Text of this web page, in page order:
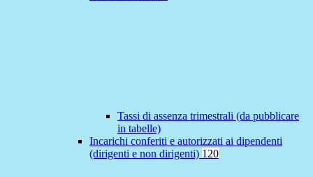
Tassi di assenza trimestrali (da pubblicare
in tabelle)
Incarichi conferiti e autorizzati ai dipendenti
(dirigenti e non dirigenti) 120